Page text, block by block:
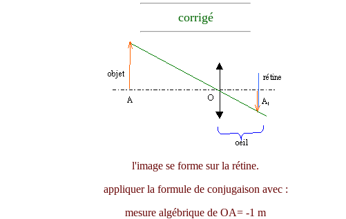
corrigé
l'image se forme sur la rétine.
appliquer la formule de conjugaison avec :
mesure algébrique de OA= -1 m